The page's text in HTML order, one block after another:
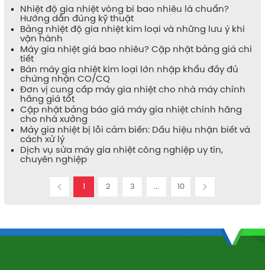
Nhiệt độ gia nhiệt vòng bi bao nhiêu là chuẩn?
Hướng dẫn đúng kỹ thuật
Bảng nhiệt độ gia nhiệt kim loại và những lưu ý khi
vận hành
Máy gia nhiệt giá bao nhiêu? Cập nhật bảng giá chi
tiết
Bán máy gia nhiệt kim loại lớn nhập khẩu đầy đủ
chứng nhận CO/CQ
Đơn vị cung cấp máy gia nhiệt cho nhà máy chính
hãng giá tốt
Cập nhật bảng báo giá máy gia nhiệt chính hãng
cho nhà xưởng
Máy gia nhiệt bị lỗi cảm biến: Dấu hiệu nhận biết và
cách xử lý
Dịch vụ sửa máy gia nhiệt công nghiệp uy tín,
chuyên nghiệp
2 3 ... 10